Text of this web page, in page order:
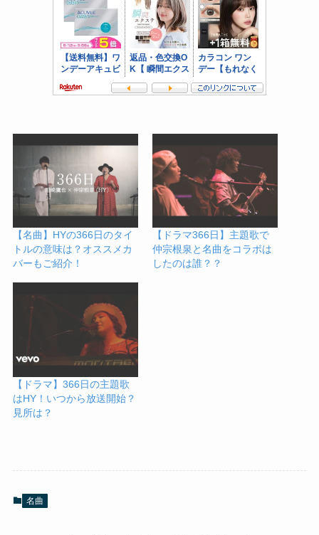
【名曲】HYの366日のタイ
トルの意味は？オススメカ
バーもご紹介！
【ドラマ366日】主題歌で
仲宗根泉と名曲をコラボは
したのは誰？？
【ドラマ】366日の主題歌
はHY！いつから放送開始？
見所は？
名曲